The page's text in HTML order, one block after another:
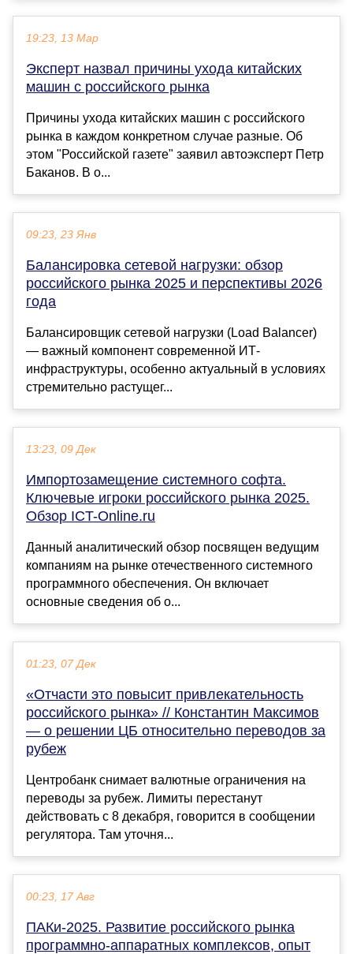
19:23, 13 Мар
Эксперт назвал причины ухода китайских
машин с российского рынка
Причины ухода китайских машин с российского
рынка в каждом конкретном случае разные. Об
этом "Российской газете" заявил автоэксперт Петр
Баканов. В о...
09:23, 23 Янв
Балансировка сетевой нагрузки: обзор
российского рынка 2025 и перспективы 2026
года
Балансировщик сетевой нагрузки (Load Balancer)
— важный компонент современной ИТ-
инфраструктуры, особенно актуальный в условиях
стремительно растущег...
13:23, 09 Дек
Импортозамещение системного софта.
Ключевые игроки российского рынка 2025.
Обзор ICT-Online.ru
Данный аналитический обзор посвящен ведущим
компаниям на рынке отечественного системного
программного обеспечения. Он включает
основные сведения об о...
01:23, 07 Дек
«Отчасти это повысит привлекательность
российского рынка» // Константин Максимов
— о решении ЦБ относительно переводов за
рубеж
Центробанк снимает валютные ограничения на
переводы за рубеж. Лимиты перестанут
действовать с 8 декабря, говорится в сообщении
регулятора. Там уточня...
00:23, 17 Авг
ПАКи-2025. Развитие российского рынка
программно-аппаратных комплексов, опыт